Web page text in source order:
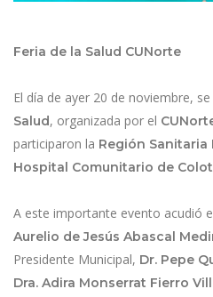
Feria de la Salud CUNorte
El día de ayer 20 de noviembre,
Salud, organizada por el
participaron la Región Sanitaria
Hospital Comunitario de
A este importante evento acudió
Aurelio de Jesús Abascal
Presidente Municipal, Dr. Pepe
Dra. Adira Monserrat Fierro